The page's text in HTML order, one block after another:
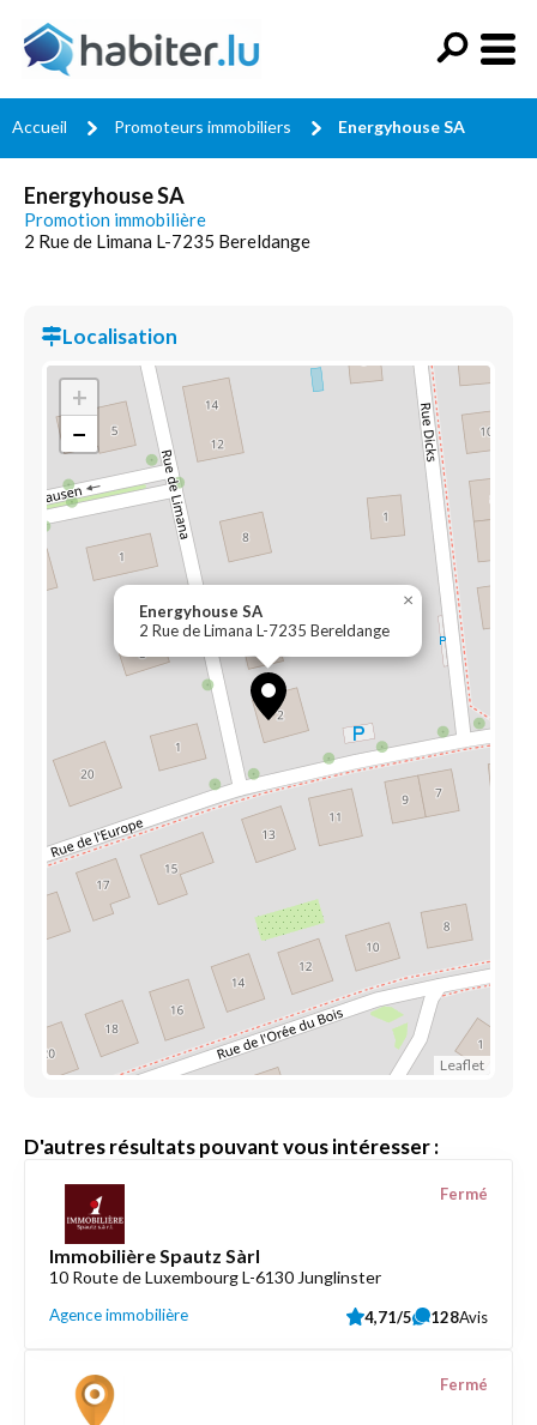
Accueil Promoteurs immobiliers Energyhouse SA
Energyhouse SA
Promotion immobilière
2 Rue de Limana L-7235 Bereldange
Localisation
Energyhouse SA
2 Rue de Limana L-7235 Bereldange
×
+
−
Leaflet
D'autres résultats pouvant vous intéresser :
Immobilière Spautz Sàrl
10 Route de Luxembourg L-6130 Junglinster
Agence immobilière
Fermé
4,71/5 128Avis
Fermé